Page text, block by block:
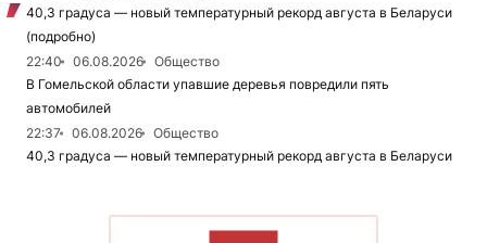
40,3 градуса — новый температурный рекорд августа в Беларуси
(подробно)
22:40
06.08.2026
Общество
В Гомельской области упавшие деревья повредили пять
автомобилей
22:37
06.08.2026
Общество
40,3 градуса — новый температурный рекорд августа в Беларуси